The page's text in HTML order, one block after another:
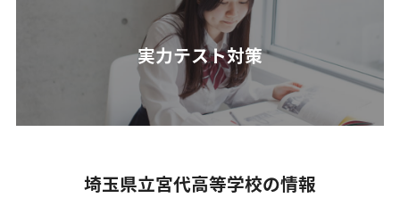
実力テスト対策
埼玉県立宮代高等学校の情報